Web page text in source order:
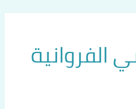
الفروانية